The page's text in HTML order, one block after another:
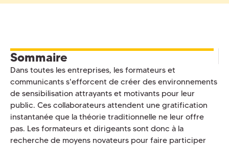
Sommaire
Dans toutes les entreprises, les formateurs et
communicants s'efforcent de créer des environnements
de sensibilisation attrayants et motivants pour leur
public. Ces collaborateurs attendent une gratification
instantanée que la théorie traditionnelle ne leur offre
pas. Les formateurs et dirigeants sont donc à la
recherche de moyens novateurs pour faire participer